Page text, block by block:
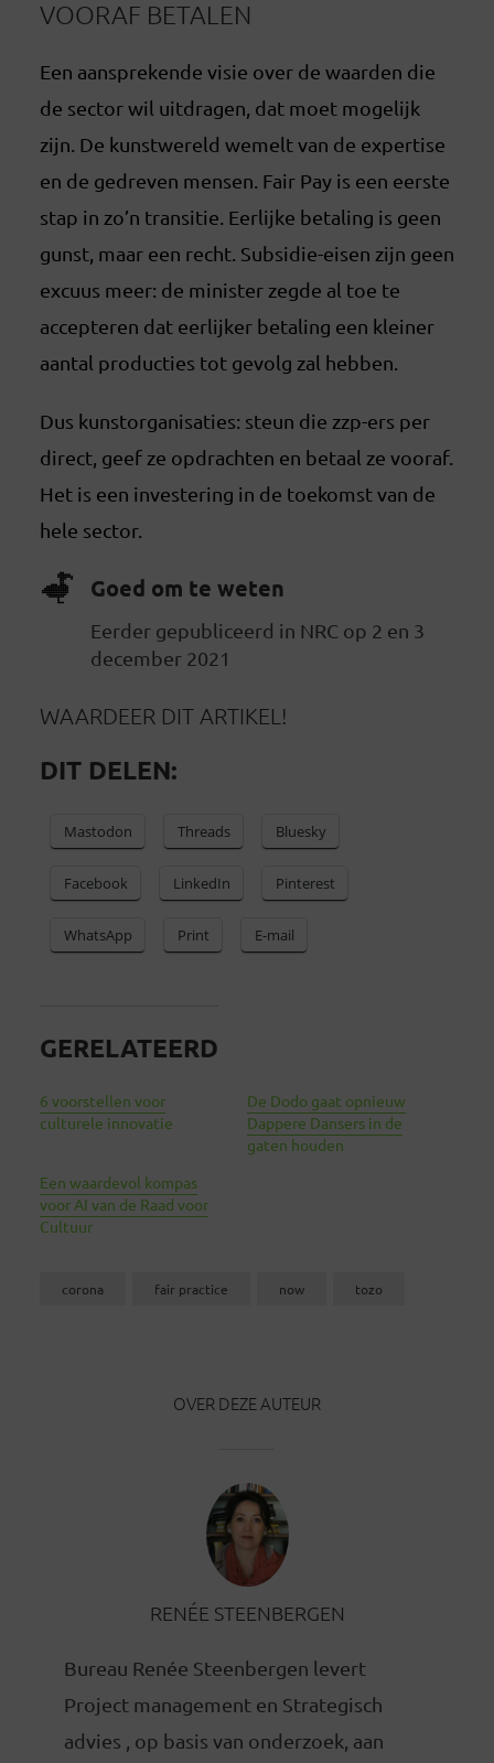
VOORAF BETALEN
Een aansprekende visie over de waarden die
de sector wil uitdragen, dat moet mogelijk
zijn. De kunstwereld wemelt van de expertise
en de gedreven mensen. Fair Pay is een eerste
stap in zo’n transitie. Eerlijke betaling is geen
gunst, maar een recht. Subsidie-eisen zijn geen
excuus meer: de minister zegde al toe te
accepteren dat eerlijker betaling een kleiner
aantal producties tot gevolg zal hebben.
Dus kunstorganisaties: steun die zzp-ers per
direct, geef ze opdrachten en betaal ze vooraf.
Het is een investering in de toekomst van de
hele sector.
Goed om te weten
Eerder gepubliceerd in NRC op 2 en 3
december 2021
WAARDEER DIT ARTIKEL!
DIT DELEN:
Mastodon Threads Bluesky
Facebook LinkedIn Pinterest
WhatsApp Print E-mail
GERELATEERD
6 voorstellen voor
culturele innovatie
De Dodo gaat opnieuw
Dappere Dansers in de
gaten houden
Een waardevol kompas
voor AI van de Raad voor
Cultuur
corona fair practice now tozo
OVER DEZE AUTEUR
RENÉE STEENBERGEN
Bureau Renée Steenbergen levert
Project management en Strategisch
advies , op basis van onderzoek, aan